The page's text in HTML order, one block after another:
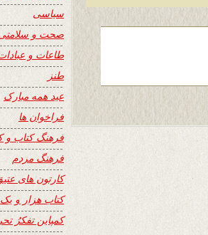
سیاسی
صحت و
طاعات و
طنز
عید همه مبارک
فراخوان ها
فرهنگ کتاب و
فرهنگ مردم
کارتون های
کتاب هزار و
کمپاین تفکرُ